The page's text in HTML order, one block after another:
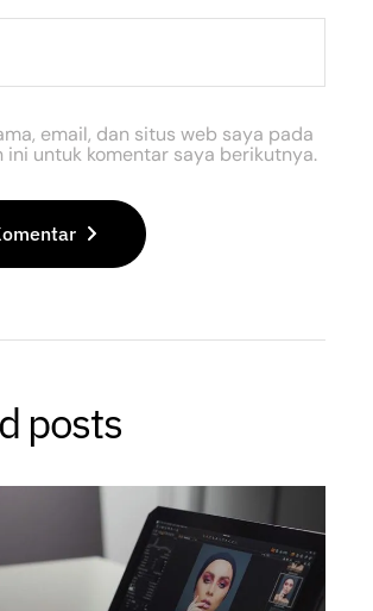
email, dan situs web saya pada
ini untuk komentar saya berikutnya.
posts